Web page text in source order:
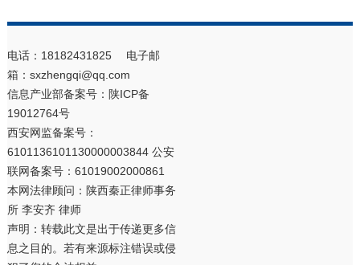
电话：18182431825 电子邮
箱：sxzhengqi@qq.com
信息产业部备案号： 陕ICP备
19012764号
西安网监备案号：
6101136101130000003844 公安
联网备案号：61019002000861
本网法律顾问：陕西秦正律师事务
所 李安齐 律师
声明：转载此文是出于传递更多信
息之目的。若有来源标注错误或侵